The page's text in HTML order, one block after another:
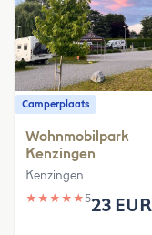
Camperplaats
Wohnmobilpark
Kenzingen
Kenzingen
★ ★ ★ ★ ★523 EUR